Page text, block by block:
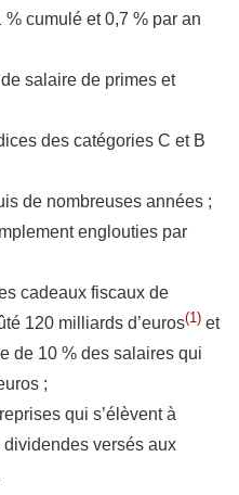
cumulé et 0,7 % par an
salaire de primes et
des catégories C et B
de nombreuses années ;
englouties par
cadeaux fiscaux de
120 milliards d’euros(1) et
de 10 % des salaires qui
;
qui s’élèvent à
dividendes versés aux